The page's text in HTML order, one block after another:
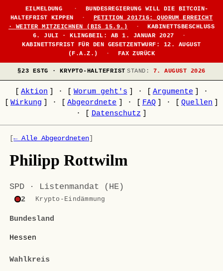
EILMELDUNG ·
BUNDESREGIERUNG WILL DIE BITCOIN-
HALTEFRIST KIPPEN
·
PETITION 201716: QUORUM ERREICHT
· WEITER MITZEICHNEN (BIS 15.9.)
·
KABINETTSBESCHLUSS
6. JULI · KLINGBEIL: AB 1. JANUAR 2027
·
KABINETTSFRIST FÜR DEN GESETZENTWURF: 12. AUGUST
(F.A.Z.)
· FAX ZURÜCK
§23 ESTG · KRYPTO-HALTEFRIST STAND: 7. AUGUST 2026
Aktion · Worum geht's · Argumente
·
Wirkung · Abgeordnete · FAQ · Quellen
·
Datenschutz
[← Alle Abgeordneten]
Philipp Rottwilm
SPD · Listenmandat (HE)
2 Krypto-Eindämmung
Bundesland
Hessen
Wahlkreis